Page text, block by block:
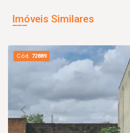
Imóveis Similares
Cód. 72889